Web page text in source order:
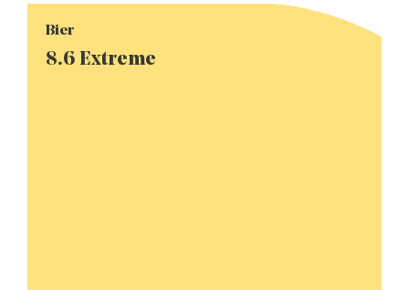
Bier
8.6 Extreme